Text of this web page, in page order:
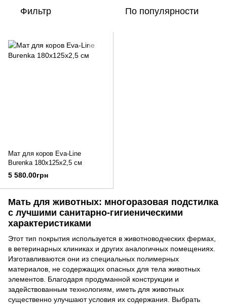
Фильтр По популярности
Мат для коров Eva-Line
Burenka 180х125х2,5 см
5 580.00грн
Мать для животных: многоразовая подстилка
с лучшими санитарно-гигиеническими
характеристиками
Этот тип покрытия используется в животноводческих фермах,
в ветеринарных клиниках и других аналогичных помещениях.
Изготавливаются они из специальных полимерных
материалов, не содержащих опасных для тела животных
элементов. Благодаря продуманной конструкции и
задействованным технологиям, иметь для животных
существенно улучшают условия их содержания. Выбрать